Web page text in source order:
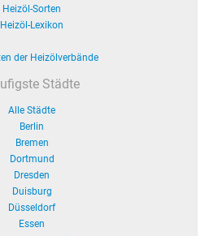
Heizöl-Sorten
Heizöl-Lexikon
der Heizölverbände
Städte
Alle Städte
Berlin
Bremen
Dortmund
Dresden
Duisburg
Düsseldorf
Essen